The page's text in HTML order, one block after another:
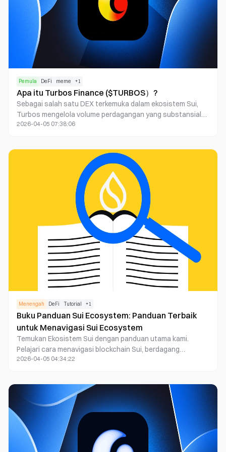
Pemula DeFi meme +1
Apa itu Turbos Finance ($TURBOS）?
Sebagai salah satu DEX terkemuka dalam ekosistem Sui,
Turbos mengelola volume perdagangan yang substansial
dan menyediakan infrastruktur yang tangguh bagi
untuk proyek-proyek ekosistem Sui.
2026-04-05 07:38:06
Menengah DeFi Tutorial +1
Buku Panduan Sui Ecosystem: Panduan Terbaik
untuk Menavigasi Sui Ecosystem
Temukan Ekosistem Sui dengan panduan utama kami.
Pelajari cara menavigasi blockchain Sui, berdagang
memecoin, dan memanfaatkan alat penting untuk
2026-04-05 04:34:22